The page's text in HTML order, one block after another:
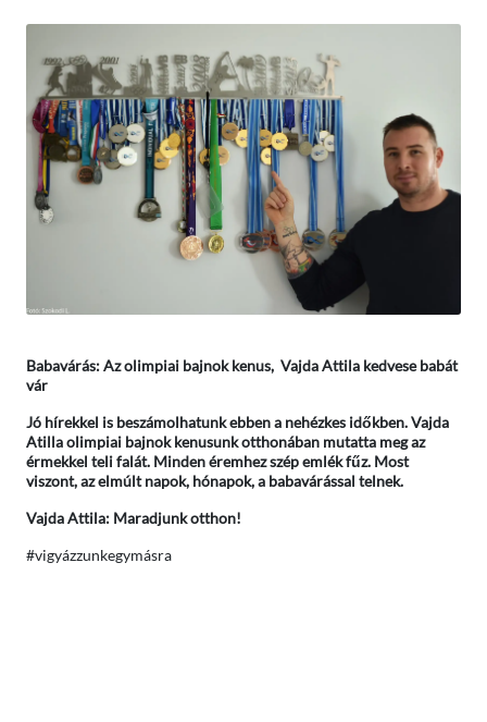
Babavárás: Az olimpiai bajnok kenus, Vajda Attila kedvese babát
vár
Jó hírekkel is beszámolhatunk ebben a nehézkes időkben. Vajda
Atilla olimpiai bajnok kenusunk otthonában mutatta meg az
érmekkel teli falát. Minden éremhez szép emlék fűz. Most
viszont, az elmúlt napok, hónapok, a babavárással telnek.
Vajda Attila: Maradjunk otthon!
#vigyázzunkegymásra